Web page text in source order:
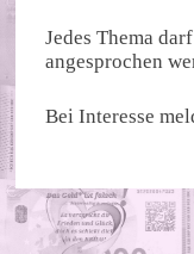
Jedes Thema
angesprochen
Bei Interesse